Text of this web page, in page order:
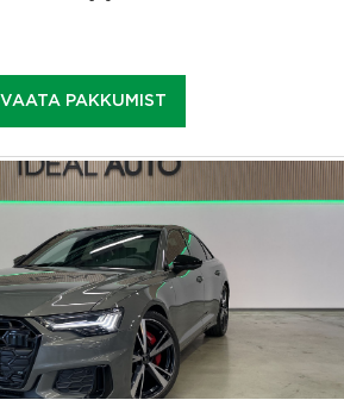
VAATA PAKKUMIST